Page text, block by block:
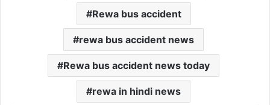
Rewa bus accident
rewa bus accident news
Rewa bus accident news today
rewa in hindi news